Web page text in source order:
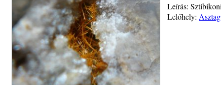
Leírás:
Lelőhely: